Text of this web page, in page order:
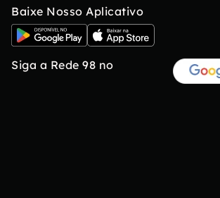
Baixe Nosso Aplicativo
Siga a Rede 98 no